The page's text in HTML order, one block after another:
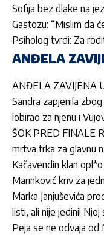
Sofija bez dlake na
Gastozu: “Mislim da
Psiholog tvrdi: Za
ANĐELA
ANĐELA ZAVIJENA
Sandra zapjenila
lobirao za njenu i
ŠOK PRED FINALE
mrtva trka za glavnu
Kačavendin klan
Marinković kriv za
Marka Janjuševića
listi, ali nije jedini!
Peja se ne odvaja od